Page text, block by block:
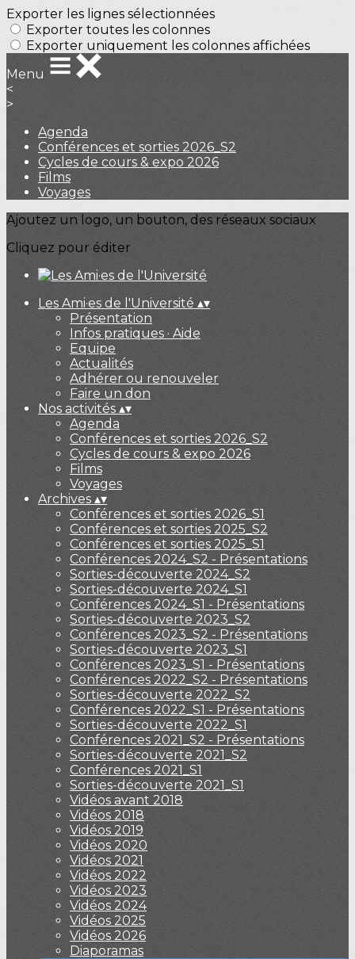
Exporter les lignes sélectionnées
Exporter toutes les colonnes
Exporter uniquement les colonnes affichées
Menu
<
>
Agenda
Conférences et sorties 2026_S2
Cycles de cours & expo 2026
Films
Voyages
Ajoutez un logo, un bouton, des réseaux sociaux
Cliquez pour éditer
Les Ami·es de l'Université ▴▾
Présentation
Infos pratiques · Aide
Equipe
Actualités
Adhérer ou renouveler
Faire un don
Nos activités ▴▾
Agenda
Conférences et sorties 2026_S2
Cycles de cours & expo 2026
Films
Voyages
Archives ▴▾
Conférences et sorties 2026_S1
Conférences et sorties 2025_S2
Conférences et sorties 2025_S1
Conférences 2024_S2 - Présentations
Sorties-découverte 2024_S2
Sorties-découverte 2024_S1
Conférences 2024_S1 - Présentations
Sorties-découverte 2023_S2
Conférences 2023_S2 - Présentations
Sorties-découverte 2023_S1
Conférences 2023_S1 - Présentations
Conférences 2022_S2 - Présentations
Sorties-découverte 2022_S2
Conférences 2022_S1 - Présentations
Sorties-découverte 2022_S1
Conférences 2021_S2 - Présentations
Sorties-découverte 2021_S2
Conférences 2021_S1
Sorties-découverte 2021_S1
Vidéos avant 2018
Vidéos 2018
Vidéos 2019
Vidéos 2020
Vidéos 2021
Vidéos 2022
Vidéos 2023
Vidéos 2024
Vidéos 2025
Vidéos 2026
Diaporamas